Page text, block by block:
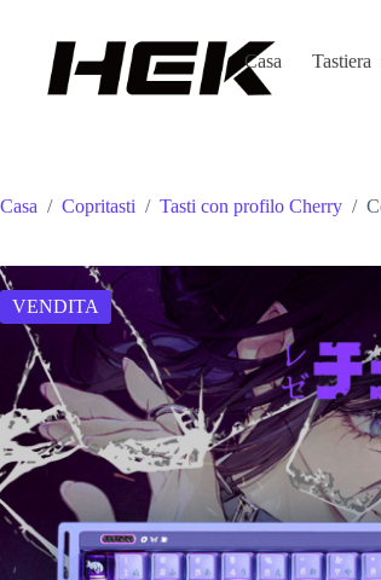
Casa Tastiera
Casa / Copritasti / Tasti con profilo Cherry /
VENDITA